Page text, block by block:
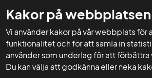
Kakor på webbplatsen
Vi använder kakor på vår webbplats för
funktionalitet och för att samla in
använder som underlag för att
Du kan välja att godkänna eller neka